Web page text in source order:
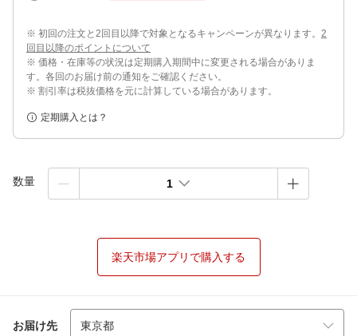
※ 初回の注文と2回目以降で対象となるキャンペーンが異なります。 2
回目以降のポイントについて
※ 価格・在庫等の状況は定期購入期間中に変更される場合がありま
す。各回のお届け前の通知をご確認ください。
※ 割引率は税抜価格を元に計算している場合があります。
定期購入とは？
数量 1
楽天市場アプリで購入する
お届け先